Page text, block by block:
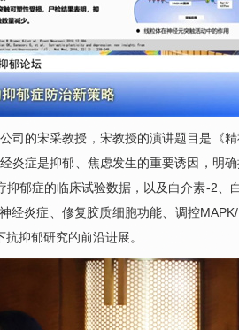
司的宋采教授，宋教授的演讲题目是《
炎症是抑郁、焦虑发生的重要诱因，明
郁症的临床试验数据，以及白介素-2、
炎症、修复胶质细胞功能、调控
抑郁研究的前沿进展。